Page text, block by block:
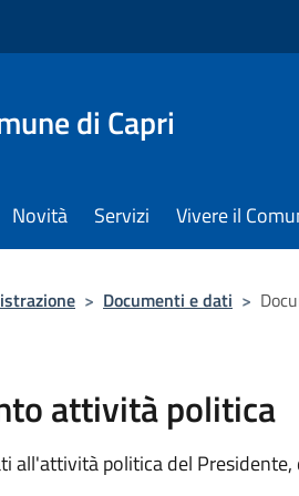
di Capri
Novità Servizi Vivere il
> Documenti e dati >
attività politica
all'attività politica del